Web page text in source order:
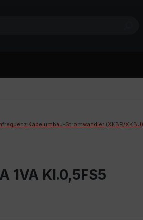
Kabelumbau-Stromwandler (XKBR/XKBU)
1VA Kl.0,5FS5